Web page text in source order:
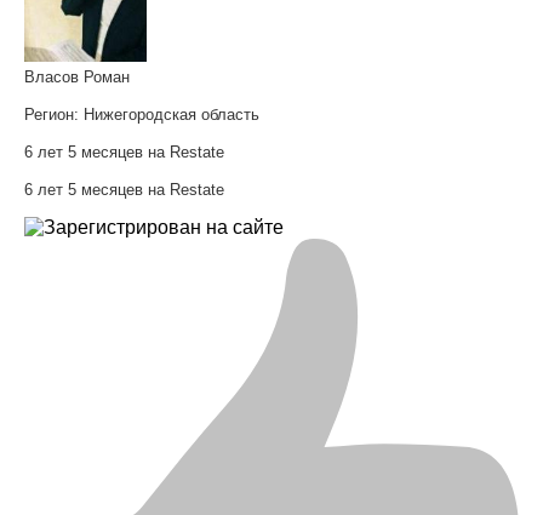
Власов Роман
Регион: Нижегородская область
6 лет 5 месяцев на Restate
6 лет 5 месяцев на Restate